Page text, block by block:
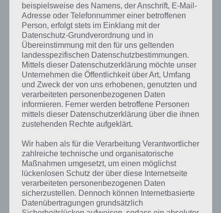
Werkzeugkiste. Zunächst verbinden wir die beiden Teile der Zange
und danach mit dem Schraubenzieher verbinden. Nun die Elemente
von links nach rechts in die Werkzeugkiste einordnen. In die kleine
Kisten müssen noch die Schrauben rein.
Abschließend zur Lösung von Level 31 legen wir die vollständige
Werkzeugkiste in den elektrischen Kasten. Damit ist Level 31 gelöst.
Abschließend noch ein Screenshot:
beispielsweise des Namens, der Anschrift, E-Mail-
Adresse oder Telefonnummer einer betroffenen
Person, erfolgt stets im Einklang mit der
Datenschutz-Grundverordnung und in
Übereinstimmung mit den für uns geltenden
landesspezifischen Datenschutzbestimmungen.
Mittels dieser Datenschutzerklärung möchte unser
Unternehmen die Öffentlichkeit über Art, Umfang
und Zweck der von uns erhobenen, genutzten und
verarbeiteten personenbezogenen Daten
informieren. Ferner werden betroffene Personen
mittels dieser Datenschutzerklärung über die ihnen
zustehenden Rechte aufgeklärt.
Wir haben als für die Verarbeitung Verantwortlicher
zahlreiche technische und organisatorische
Maßnahmen umgesetzt, um einen möglichst
lückenlosen Schutz der über diese Internetseite
verarbeiteten personenbezogenen Daten
sicherzustellen. Dennoch können Internetbasierte
Datenübertragungen grundsätzlich